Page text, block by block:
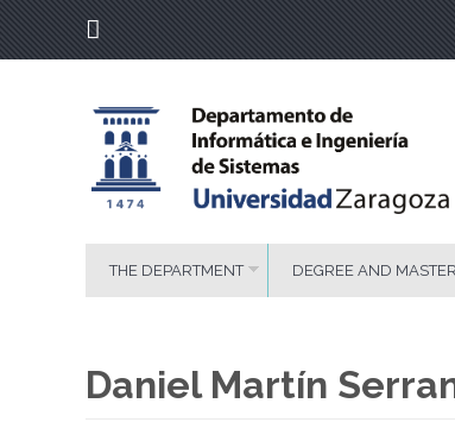
THE DEPARTMENT DEGREE AND MASTER
Daniel Martín